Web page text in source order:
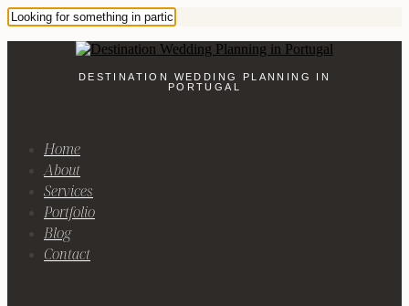
DESTINATION WEDDING PLANNING IN
PORTUGAL
Home
About
Services
Portfolio
Blog
Contact